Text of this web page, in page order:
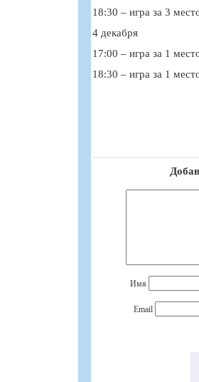
18:30 – игра за 3
4 декабря
17:00 – игра за 1
18:30 – игра за 1
Имя
Email